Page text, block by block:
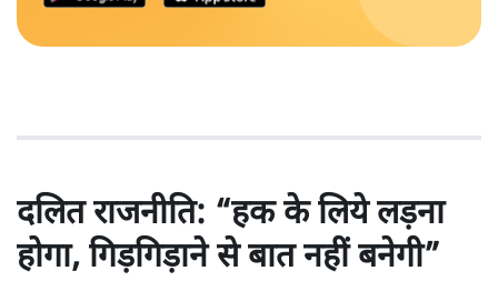
दलित राजनीति: “हक के लिये लड़ना
होगा, गिड़गिड़ाने से बात नहीं बनेगी”